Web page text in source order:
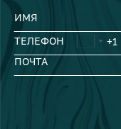
ИМЯ
ТЕЛЕФОН
ПОЧТА